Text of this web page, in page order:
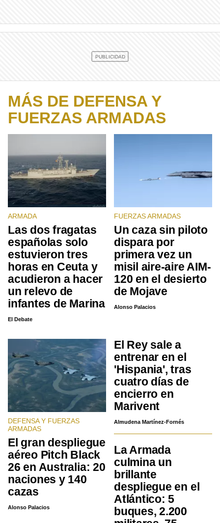
MÁS DE DEFENSA Y
FUERZAS ARMADAS
ARMADA
Las dos fragatas
españolas solo
estuvieron tres
horas en Ceuta y
acudieron a hacer
un relevo de
infantes de Marina
El Debate
FUERZAS ARMADAS
Un caza sin piloto
dispara por
primera vez un
misil aire-aire AIM-
120 en el desierto
de Mojave
Alonso Palacios
DEFENSA Y FUERZAS
ARMADAS
El gran despliegue
aéreo Pitch Black
26 en Australia: 20
naciones y 140
cazas
Alonso Palacios
El Rey sale a
entrenar en el
'Hispania', tras
cuatro días de
encierro en
Marivent
Almudena Martínez-Fornés
La Armada
culmina un
brillante
despliegue en el
Atlántico: 5
buques, 2.200